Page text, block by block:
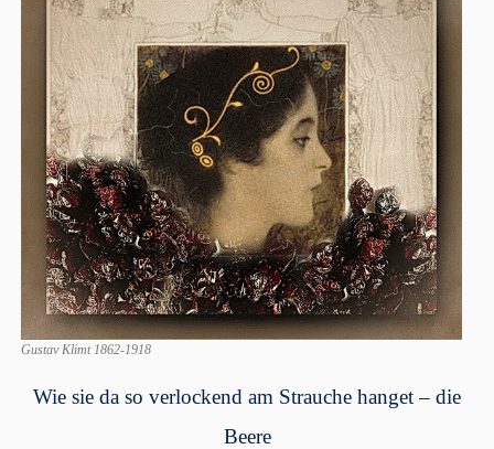
Gustav Klimt 1862-1918
Wie sie da so verlockend am Strauche hanget – die
Beere